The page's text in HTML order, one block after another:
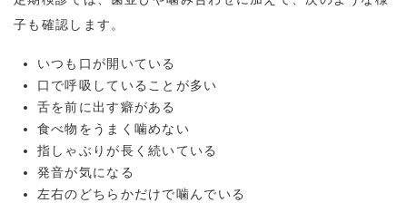
子も確認します。
いつも口が開いている
口で呼吸していることが多い
舌を前に出す癖がある
食べ物をうまく噛めない
指しゃぶりが長く続いている
発音が気になる
左右のどちらかだけで噛んでいる